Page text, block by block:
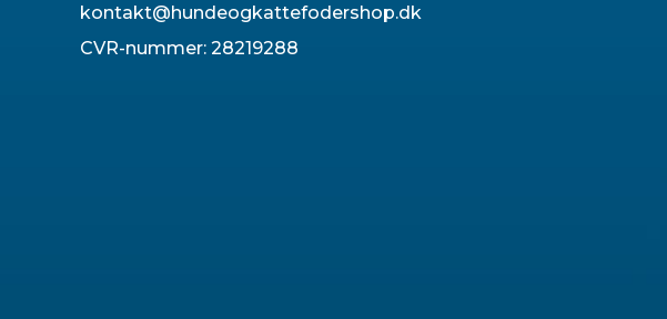
kontakt@hundeogkattefodershop.dk
CVR-nummer: 28219288